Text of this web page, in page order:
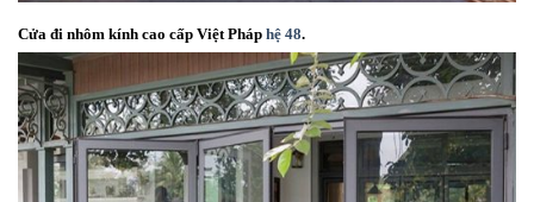
Cửa đi nhôm kính cao cấp Việt Pháp hệ 48.